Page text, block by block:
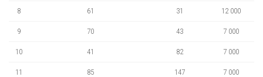
8 61 31 12 000
9 70 43 7 000
10 41 82 7 000
11 85 147 7 000